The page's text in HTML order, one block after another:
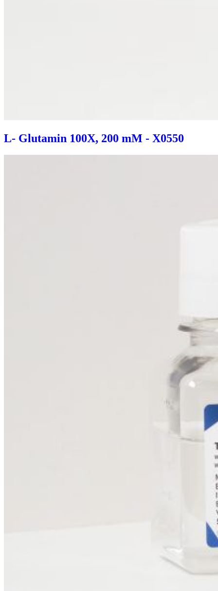
L- Glutamin 100X, 200 mM - X0550